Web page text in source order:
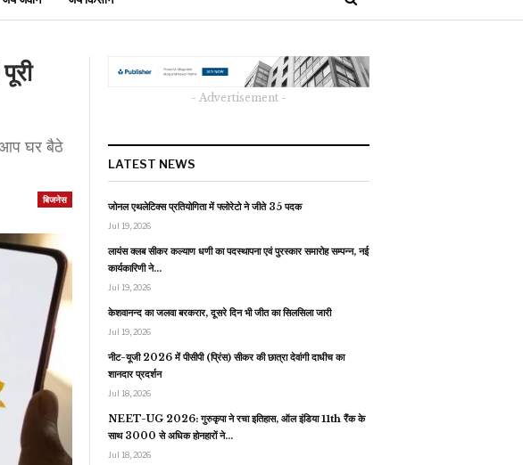
आप घर बैठे
बिजनेस
- Advertisement -
LATEST NEWS
जोनल एथलेटिक्स प्रतियोगिता में फ्लोरेटो ने जीते 35 पदक
Jul 19, 2026
लायंस क्लब सीकर कल्याण धणी का पदस्थापना एवं पुरस्कार समारोह सम्पन्न, नई
कार्यकारिणी ने…
Jul 19, 2026
केशवानन्द का जलवा बरकरार, दूसरे दिन भी जीत का सिलसिला जारी
Jul 19, 2026
नीट-यूजी 2026 में पीसीपी (प्रिंस) सीकर की छात्रा देवांगी दाधीच का
शानदार प्रदर्शन
Jul 18, 2026
NEET-UG 2026: गुरुकृपा ने रचा इतिहास, ऑल इंडिया 11th रैंक के
साथ 3000 से अधिक होनहारों ने…
Jul 18, 2026